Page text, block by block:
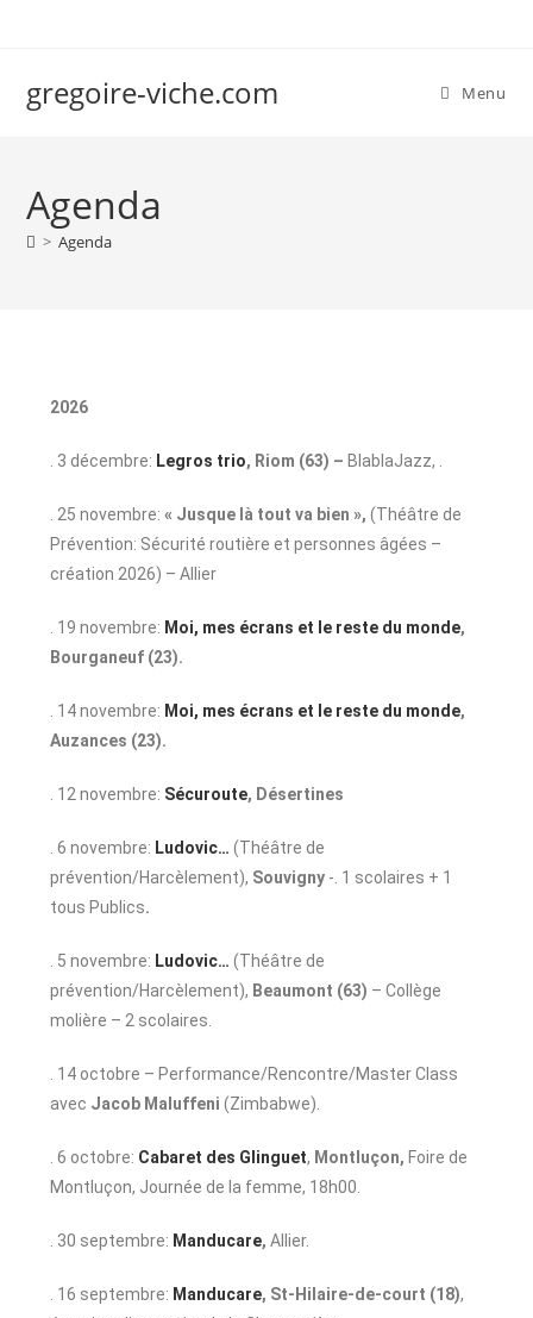
gregoire-viche.com Menu
Agenda
> Agenda
2026
. 3 décembre: Legros trio, Riom (63) – BlablaJazz, .
. 25 novembre:« Jusque là tout va bien »,(Théâtre de
Prévention: Sécurité routière et personnes âgées –
création 2026) – Allier
. 19 novembre: Moi, mes écrans et le reste du monde,
Bourganeuf (23).
. 14 novembre: Moi, mes écrans et le reste du monde,
Auzances (23).
. 12 novembre: Sécuroute, Désertines
. 6 novembre: Ludovic… (Théâtre de
prévention/Harcèlement), Souvigny -. 1 scolaires + 1
tous Publics.
. 5 novembre: Ludovic… (Théâtre de
prévention/Harcèlement), Beaumont (63) – Collège
molière – 2 scolaires.
. 14 octobre – Performance/Rencontre/Master Class
avec Jacob Maluffeni (Zimbabwe).
. 6 octobre: Cabaret des Glinguet, Montluçon, Foire de
Montluçon, Journée de la femme, 18h00.
. 30 septembre: Manducare,Allier.
. 16 septembre: Manducare, St-Hilaire-de-court (18),